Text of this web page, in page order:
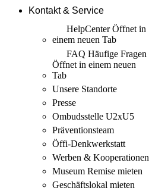
Kontakt & Service
HelpCenterÖffnet in
einem neuen Tab
FAQ Häufige Fragen
Öffnet in einem neuen
Tab
Unsere Standorte
Presse
Ombudsstelle U2xU5
Präventionsteam
Öffi-Denkwerkstatt
Werben & Kooperationen
Museum Remise mieten
Geschäftslokal mieten